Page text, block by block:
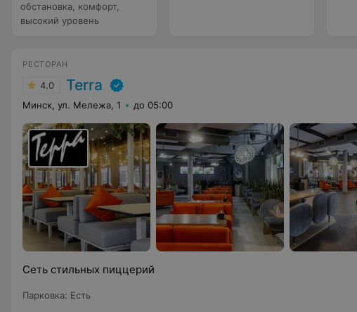
обстановка, комфорт,
высокий уровень
РЕСТОРАН
4.0 Terra
Минск, ул. Мележа, 1 до 05:00
Сеть стильных пиццерий
Парковка: Есть